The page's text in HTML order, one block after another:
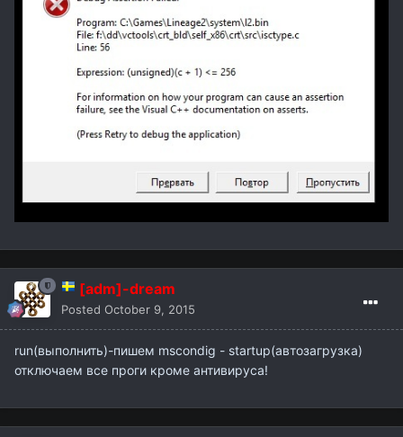
[adm]-dream
Posted October 9, 2015
run(выполнить)-пишем mscondig - startup(автозагрузка)
отключаем все проги кроме антивируса!